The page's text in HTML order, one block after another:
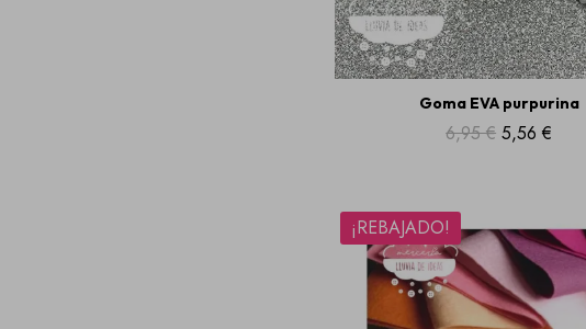
Goma EVA purpurina
6,95 € 5,56 €
¡REBAJADO!